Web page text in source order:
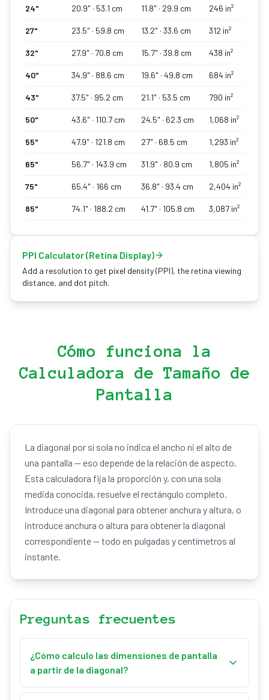
24" 20.9" · 53.1 cm 11.8" · 29.9 cm 246 in²
27" 23.5" · 59.8 cm 13.2" · 33.6 cm 312 in²
32" 27.9" · 70.8 cm 15.7" · 39.8 cm 438 in²
40" 34.9" · 88.6 cm 19.6" · 49.8 cm 684 in²
43" 37.5" · 95.2 cm 21.1" · 53.5 cm 790 in²
50" 43.6" · 110.7 cm 24.5" · 62.3 cm 1,068 in²
55" 47.9" · 121.8 cm 27" · 68.5 cm 1,293 in²
65" 56.7" · 143.9 cm 31.9" · 80.9 cm 1,805 in²
75" 65.4" · 166 cm 36.8" · 93.4 cm 2,404 in²
85" 74.1" · 188.2 cm 41.7" · 105.8 cm 3,087 in²
PPI Calculator (Retina Display)
Add a resolution to get pixel density (PPI), the retina viewing
distance, and dot pitch.
Cómo funciona la
Calculadora de Tamaño de
Pantalla
La diagonal por sí sola no indica el ancho ni el alto de
una pantalla — eso depende de la relación de aspecto.
Esta calculadora fija la proporción y, con una sola
medida conocida, resuelve el rectángulo completo.
Introduce una diagonal para obtener anchura y altura, o
introduce anchura o altura para obtener la diagonal
correspondiente — todo en pulgadas y centímetros al
instante.
Preguntas frecuentes
¿Cómo calculo las dimensiones de pantalla
a partir de la diagonal?
Para una relación de aspecto w:h, el factor diagonal